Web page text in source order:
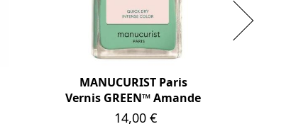
MANUCURIST Paris
Vernis GREEN™ Amande
Prix
14,00 €